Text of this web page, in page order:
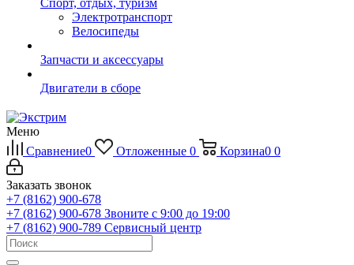
Спорт, отдых, туризм
Электротранспорт
Велосипеды
Запчасти и аксессуары
Двигатели в сборе
Меню
Сравнение0 Отложенные 0 Корзина0 0
Заказать звонок
+7 (8162) 900-678
+7 (8162) 900-678 Звоните с 9:00 до 19:00
+7 (8162) 900-789 Сервисный центр